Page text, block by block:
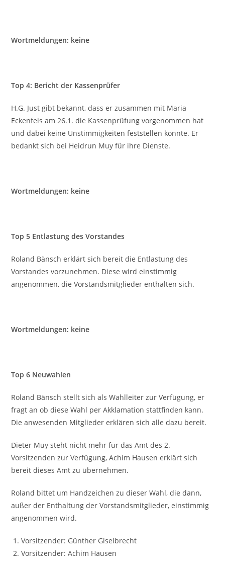
Wortmeldungen: keine
Top 4: Bericht der Kassenprüfer
H.G. Just gibt bekannt, dass er zusammen mit Maria
Eckenfels am 26.1. die Kassenprüfung vorgenommen hat
und dabei keine Unstimmigkeiten feststellen konnte. Er
bedankt sich bei Heidrun Muy für ihre Dienste.
Wortmeldungen: keine
Top 5 Entlastung des Vorstandes
Roland Bänsch erklärt sich bereit die Entlastung des
Vorstandes vorzunehmen. Diese wird einstimmig
angenommen, die Vorstandsmitglieder enthalten sich.
Wortmeldungen: keine
Top 6 Neuwahlen
Roland Bänsch stellt sich als Wahlleiter zur Verfügung, er
fragt an ob diese Wahl per Akklamation stattfinden kann.
Die anwesenden Mitglieder erklären sich alle dazu bereit.
Dieter Muy steht nicht mehr für das Amt des 2.
Vorsitzenden zur Verfügung, Achim Hausen erklärt sich
bereit dieses Amt zu übernehmen.
Roland bittet um Handzeichen zu dieser Wahl, die dann,
außer der Enthaltung der Vorstandsmitglieder, einstimmig
angenommen wird.
Vorsitzender: Günther Giselbrecht
Vorsitzender: Achim Hausen